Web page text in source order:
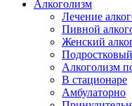
Алкоголизм
Лечение
Пивной
Женский
Алкоголизм
В стационаре
Амбулаторно